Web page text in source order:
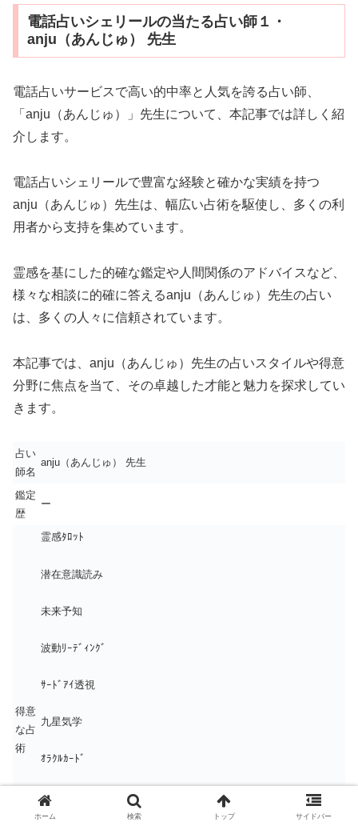
電話占いシェリールの当たる占い師１・
anju（あんじゅ） 先生
電話占いサービスで高い的中率と人気を誇る占い師、
「anju（あんじゅ）」先生について、本記事では詳しく紹
介します。
電話占いシェリールで豊富な経験と確かな実績を持つ
anju（あんじゅ）先生は、幅広い占術を駆使し、多くの利
用者から支持を集めています。
霊感を基にした的確な鑑定や人間関係のアドバイスなど、
様々な相談に的確に答えるanju（あんじゅ）先生の占い
は、多くの人々に信頼されています。
本記事では、anju（あんじゅ）先生の占いスタイルや得意
分野に焦点を当て、その卓越した才能と魅力を探求してい
きます。
占い
師名
anju（あんじゅ） 先生
鑑定
歴
ー
得意
な占
術
霊感ﾀﾛｯﾄ
潜在意識読み
未来予知
波動ﾘｰﾃﾞｨﾝｸﾞ
ｻｰﾄﾞｱｲ透視
九星気学
ｵﾗｸﾙｶｰﾄﾞ
誕生霊数
ホーム 検索 トップ サイドバー